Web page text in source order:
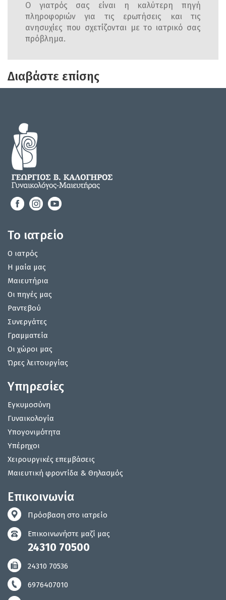
Ο γιατρός σας είναι η καλύτερη πηγή
πληροφοριών για τις ερωτήσεις και τις
ανησυχίες που σχετίζονται με το ιατρικό σας
πρόβλημα.
Διαβάστε επίσης
Το ιατρείο
Ο ιατρός
Η μαία μας
Μαιευτήρια
Οι πηγές μας
Ραντεβού
Συνεργάτες
Γραμματεία
Οι χώροι μας
Ώρες λειτουργίας
Υπηρεσίες
Εγκυμοσύνη
Γυναικολογία
Υπογονιμότητα
Υπέρηχοι
Χειρουργικές επεμβάσεις
Μαιευτική φροντίδα & Θηλασμός
Επικοινωνία
Πρόσβαση στο ιατρείο
Επικοινωνήστε μαζί μας
24310 70500
24310 70536
6976407010